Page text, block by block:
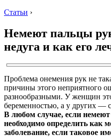
Статьи ›
Немеют пальцы
недуга и как его
Проблема онемения рук не
причины этого неприятного
разнообразными. У женщин
беременностью, а у других —
В любом случае, если
необходимо определить как
заболевание, если таковое